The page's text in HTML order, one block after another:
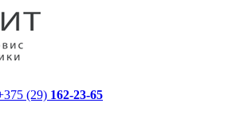
(29) 162-23-65